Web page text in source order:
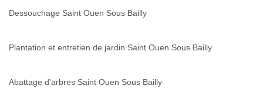
Dessouchage Saint Ouen Sous Bailly
Plantation et entretien de jardin Saint Ouen Sous Bailly
Abattage d'arbres Saint Ouen Sous Bailly